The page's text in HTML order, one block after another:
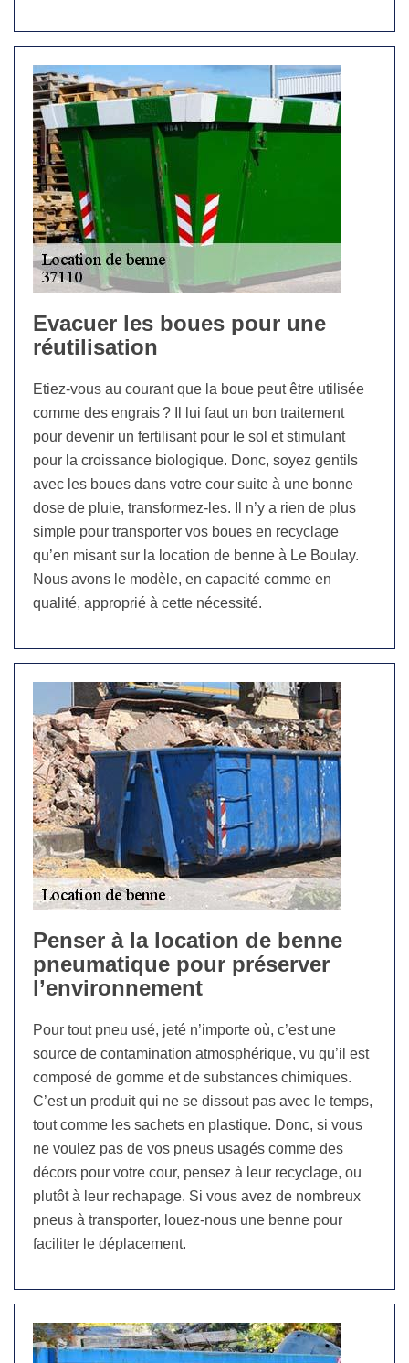
Evacuer les boues pour une
réutilisation
Etiez-vous au courant que la boue peut être utilisée
comme des engrais ? Il lui faut un bon traitement
pour devenir un fertilisant pour le sol et stimulant
pour la croissance biologique. Donc, soyez gentils
avec les boues dans votre cour suite à une bonne
dose de pluie, transformez-les. Il n’y a rien de plus
simple pour transporter vos boues en recyclage
qu’en misant sur la location de benne à Le Boulay.
Nous avons le modèle, en capacité comme en
qualité, approprié à cette nécessité.
Penser à la location de benne
pneumatique pour préserver
l’environnement
Pour tout pneu usé, jeté n’importe où, c’est une
source de contamination atmosphérique, vu qu’il est
composé de gomme et de substances chimiques.
C’est un produit qui ne se dissout pas avec le temps,
tout comme les sachets en plastique. Donc, si vous
ne voulez pas de vos pneus usagés comme des
décors pour votre cour, pensez à leur recyclage, ou
plutôt à leur rechapage. Si vous avez de nombreux
pneus à transporter, louez-nous une benne pour
faciliter le déplacement.